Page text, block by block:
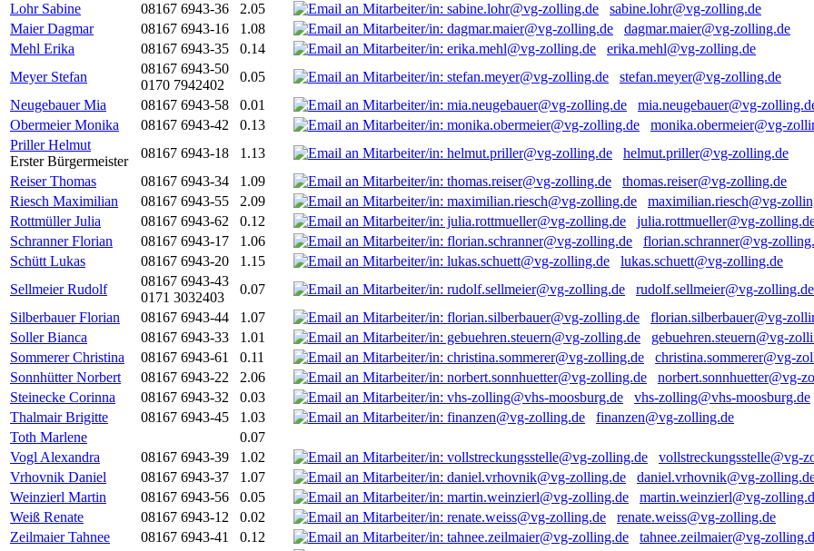
Lohr Sabine
08167 6943-36 2.05
sabine.lohr@vg-zolling.de
Maier Dagmar
08167 6943-16 1.08
dagmar.maier@vg-zolling.de
Mehl Erika
08167 6943-35 0.14
erika.mehl@vg-zolling.de
Meyer Stefan
08167 6943-50
0170 7942402
0.05
stefan.meyer@vg-zolling.de
Neugebauer Mia
08167 6943-58 0.01
mia.neugebauer@vg-
Obermeier Monika
08167 6943-42 0.13
monika.obermeier@vg-
Priller Helmut
Erster Bürgermeister
08167 6943-18 1.13
helmut.priller@vg-zolling.de
Reiser Thomas
08167 6943-34 1.09
thomas.reiser@vg-zolling.de
Riesch Maximilian
08167 6943-55 2.09
maximilian.riesch@vg-
Rottmüller Julia
08167 6943-62 0.12
julia.rottmueller@vg-
Schranner Florian
08167 6943-17 1.06
florian.schranner@vg-
Schütt Lukas
08167 6943-20 1.15
lukas.schuett@vg-zolling.de
Sellmeier Rudolf
08167 6943-43
0171 3032403
0.07
rudolf.sellmeier@vg-zolling.de
Silberbauer Florian
08167 6943-44 1.07
florian.silberbauer@vg-
Soller Bianca
08167 6943-33 1.01
gebuehren.steuern@vg-
Sommerer Christina
08167 6943-61 0.11
christina.sommerer@vg-
Sonnhütter Norbert
08167 6943-22 2.06
norbert.sonnhuetter@vg-
Steinecke Corinna
08167 6943-32 0.03
vhs-zolling@vhs-moosburg.de
Thalmair Brigitte
08167 6943-45 1.03
finanzen@vg-zolling.de
Toth Marlene
0.07
Vogl Alexandra
08167 6943-39 1.02
vollstreckungsstelle@vg-
Vrhovnik Daniel
08167 6943-37 1.07
daniel.vrhovnik@vg-
Weinzierl Martin
08167 6943-56 0.05
martin.weinzierl@vg-
Weiß Renate
08167 6943-12 0.02
renate.weiss@vg-zolling.de
Zeilmaier Tahnee
08167 6943-41 0.12
tahnee.zeilmaier@vg-